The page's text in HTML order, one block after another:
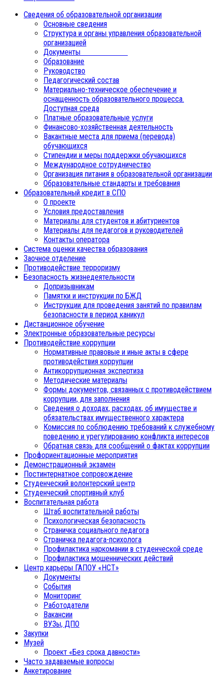
Сведения об образовательной организации
Основные сведения
Структура и органы управления образовательной
организацией
Документы
Образование
Руководство
Педагогический состав
Материально-техническое обеспечение и
оснащенность образовательного процесса.
Доступная среда
Платные образовательные услуги
Финансово-хозяйственная деятельность
Вакантные места для приема (перевода)
обучающихся
Стипендии и меры поддержки обучающихся
Международное сотрудничество
Организация питания в образовательной организации
Образовательные стандарты и требования
Образовательный кредит в СПО
О проекте
Условия предоставления
Материалы для студентов и абитуриентов
Материалы для педагогов и руководителей
Контакты оператора
Система оценки качества образования
Заочное отделение
Противодействие терроризму
Безопасность жизнедеятельности
Допризывникам
Памятки и инструкции по БЖД
Инструкции для проведения занятий по правилам
безопасности в период каникул
Дистанционное обучение
Электронные образовательные ресурсы
Противодействие коррупции
Нормативные правовые и иные акты в сфере
противодействия коррупции
Антикоррупционная экспертиза
Методические материалы
Формы документов, связанных с противодействием
коррупции, для заполнения
Сведения о доходах, расходах, об имуществе и
обязательствах имущественного характера
Комиссия по соблюдению требований к служебному
поведению и урегулированию конфликта интересов
Обратная связь для сообщений о фактах коррупции
Профориентационные мероприятия
Демонстрационный экзамен
Постинтернатное сопровождение
Студенческий волонтерский центр
Студенческий спортивный клуб
Воспитательная работа
Штаб воспитательной работы
Психологическая безопасность
Страничка социального педагога
Страничка педагога-психолога
Профилактика наркомании в студенческой среде
Профилактика мошеннических действий
Центр карьеры ГАПОУ «НСТ»
Документы
События
Мониторинг
Работодатели
Вакансии
ВУЗы, ДПО
Закупки
Музей
Проект «Без срока давности»
Часто задаваемые вопросы
Анкетирование